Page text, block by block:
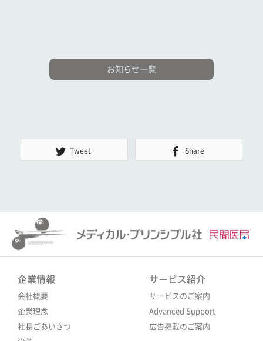
お知らせ一覧
Tweet Share
企業情報
会社概要
企業理念
社長ごあいさつ
サービス紹介
サービスのご案内
Advanced Support
広告掲載のご案内